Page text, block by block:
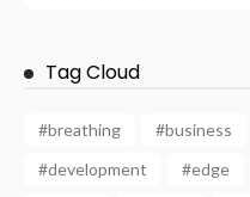
Tag Cloud
#breathing #business
#development
#edge